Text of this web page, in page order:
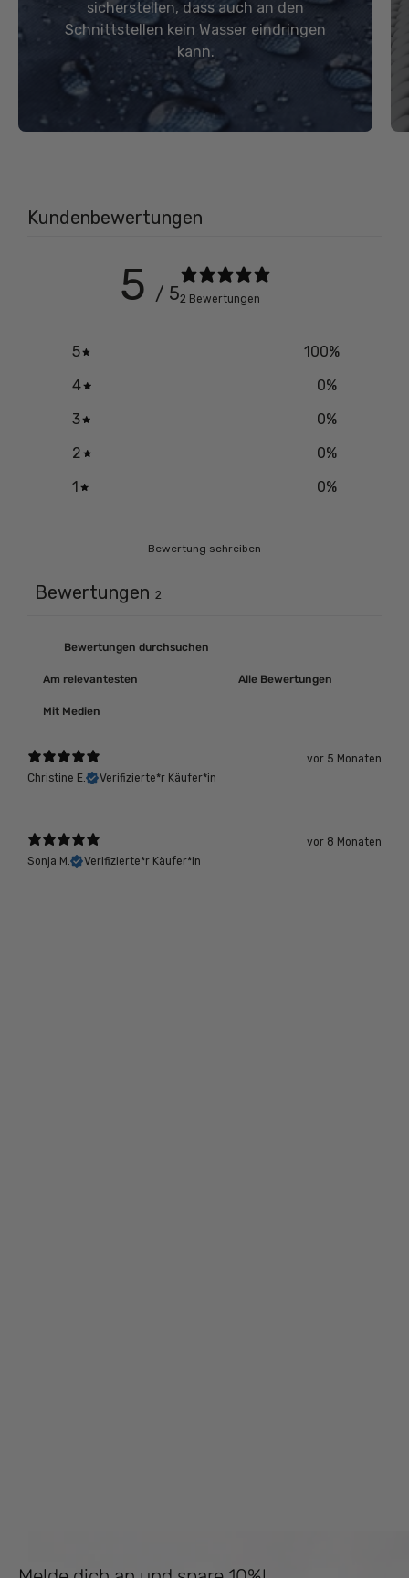
sicherstellen, dass auch an den
Schnittstellen kein Wasser eindringen
kann.
Kundenbewertungen
5 / 52 Bewertungen
5 100%
4
0%
3
0%
2
0%
1
0%
Bewertung schreiben
Bewertungen 2
Mit Medien
vor 5 Monaten
Christine E.
Verifizierte*r Käufer*in
vor 8 Monaten
Sonja M.
Verifizierte*r Käufer*in